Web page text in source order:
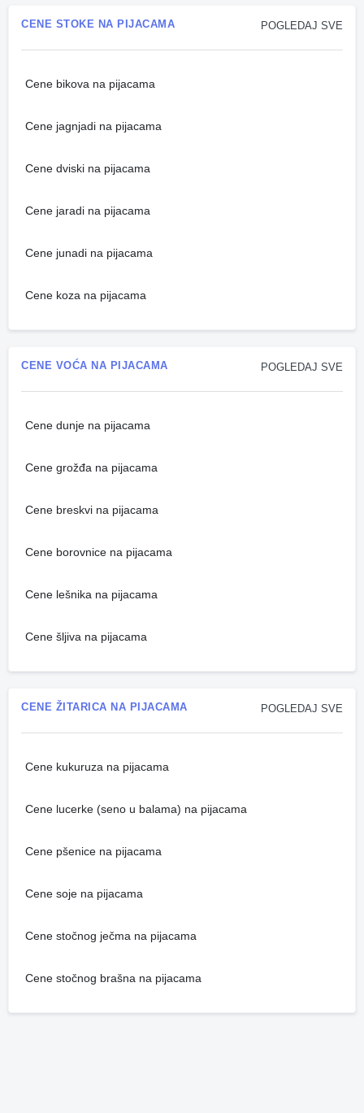
POGLEDAJ SVE
CENE STOKE NA PIJACAMA
Cene bikova na pijacama
Cene jagnjadi na pijacama
Cene dviski na pijacama
Cene jaradi na pijacama
Cene junadi na pijacama
Cene koza na pijacama
POGLEDAJ SVE
CENE VOĆA NA PIJACAMA
Cene dunje na pijacama
Cene grožđa na pijacama
Cene breskvi na pijacama
Cene borovnice na pijacama
Cene lešnika na pijacama
Cene šljiva na pijacama
POGLEDAJ SVE
CENE ŽITARICA NA PIJACAMA
Cene kukuruza na pijacama
Cene lucerke (seno u balama) na pijacama
Cene pšenice na pijacama
Cene soje na pijacama
Cene stočnog ječma na pijacama
Cene stočnog brašna na pijacama